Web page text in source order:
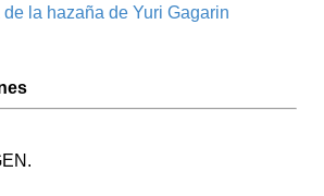
de la hazaña de Yuri Gagarin